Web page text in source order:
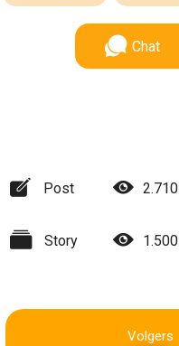
Chat
Post 2.710
Story 1.500
Volgers